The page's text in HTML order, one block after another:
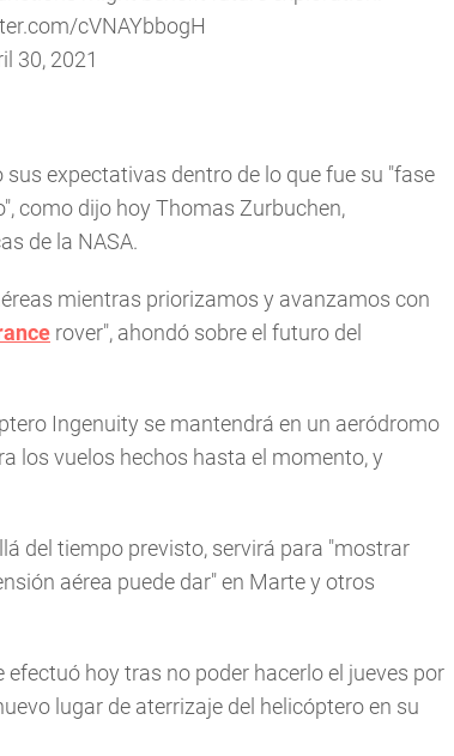
cVNAYbbogH
30, 2021
expectativas dentro de lo que fue su "fase
como dijo hoy Thomas Zurbuchen,
de la NASA.
mientras priorizamos y avanzamos con
rover", ahondó sobre el futuro del
Ingenuity se mantendrá en un aeródromo
los vuelos hechos hasta el momento, y
del tiempo previsto, servirá para "mostrar
aérea puede dar" en Marte y otros
hoy tras no poder hacerlo el jueves por
lugar de aterrizaje del helicóptero en su